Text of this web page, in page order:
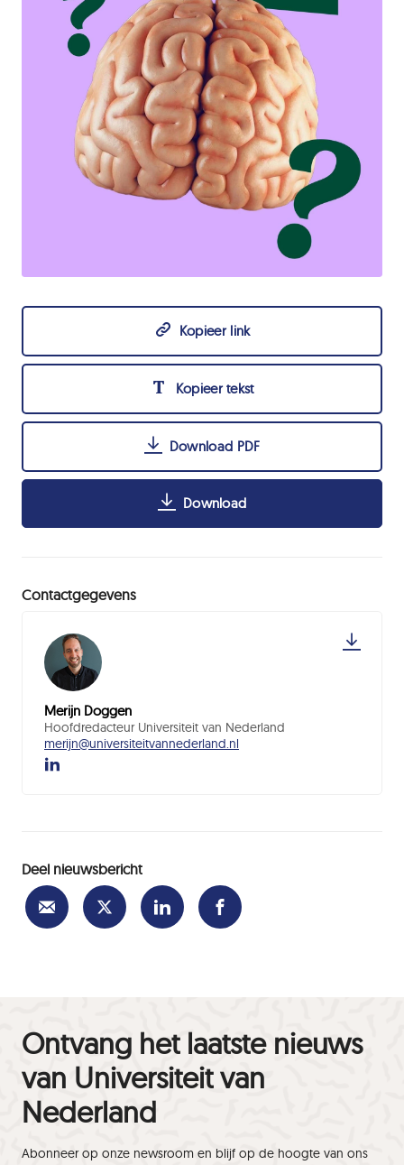
Kopieer link
Kopieer tekst
Download PDF
Download
Contactgegevens
Merijn Doggen
Hoofdredacteur Universiteit van Nederland
merijn@universiteitvannederland.nl
Deel nieuwsbericht
Ontvang het laatste nieuws
van Universiteit van
Nederland
Abonneer op onze newsroom en blijf op de hoogte van ons